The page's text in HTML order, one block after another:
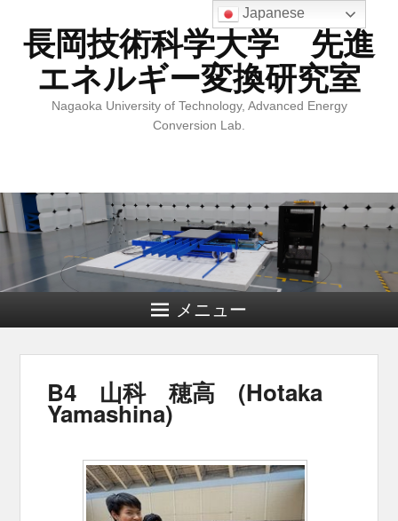
長岡技術科学大学 先進
エネルギー変換研究室
Nagaoka University of Technology, Advanced Energy
Conversion Lab.
メニュー
B4 山科 穂高 (Hotaka
Yamashina)
Japanese